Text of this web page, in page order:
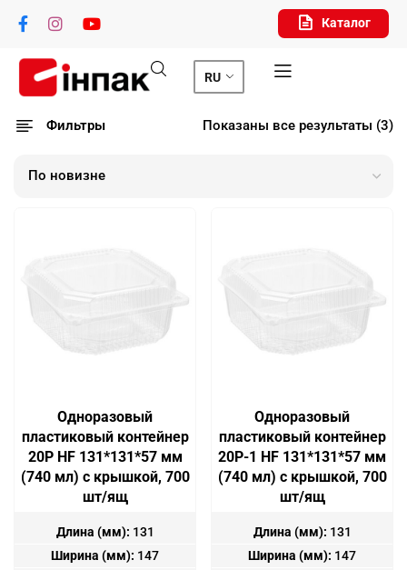
Каталог
RU
Фильтры Показаны все результаты (3)
Одноразовый
пластиковый контейнер
20P HF 131*131*57 мм
(740 мл) с крышкой, 700
шт/ящ
Длина (мм): 131
Ширина (мм): 147
Одноразовый
пластиковый контейнер
20P-1 HF 131*131*57 мм
(740 мл) с крышкой, 700
шт/ящ
Длина (мм): 131
Ширина (мм): 147